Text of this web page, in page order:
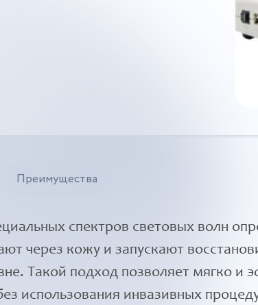
Преимущества
спектров световых волн
через кожу и запускают
Такой подход позволяет мягко и
использования инвазивных